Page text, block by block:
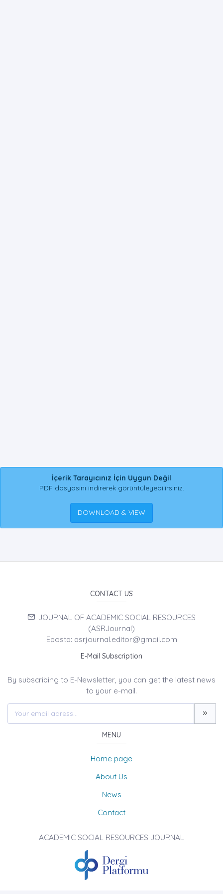
İçerik Tarayıcınız İçin Uygun Değil
PDF dosyasını indirerek görüntüleyebilirsiniz.
DOWNLOAD & VIEW
CONTACT US
JOURNAL OF ACADEMIC SOCIAL RESOURCES
(ASRJournal)
Eposta: asrjournal.editor@gmail.com
E-Mail Subscription
By subscribing to E-Newsletter, you can get the latest news
to your e-mail.
MENU
Home page
About Us
News
Contact
ACADEMIC SOCIAL RESOURCES JOURNAL